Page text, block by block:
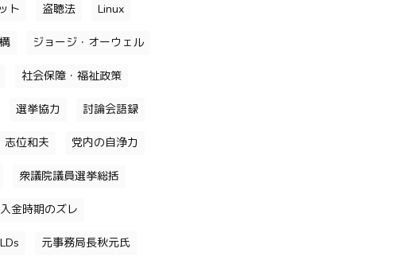
ト 盗聴法 Linux
ジョージ・オーウェル
社会保障・福祉政策
選挙協力 討論会語録
志位和夫 党内の自浄力
衆議院議員選挙総括
金時期のズレ
元事務局長秋元氏